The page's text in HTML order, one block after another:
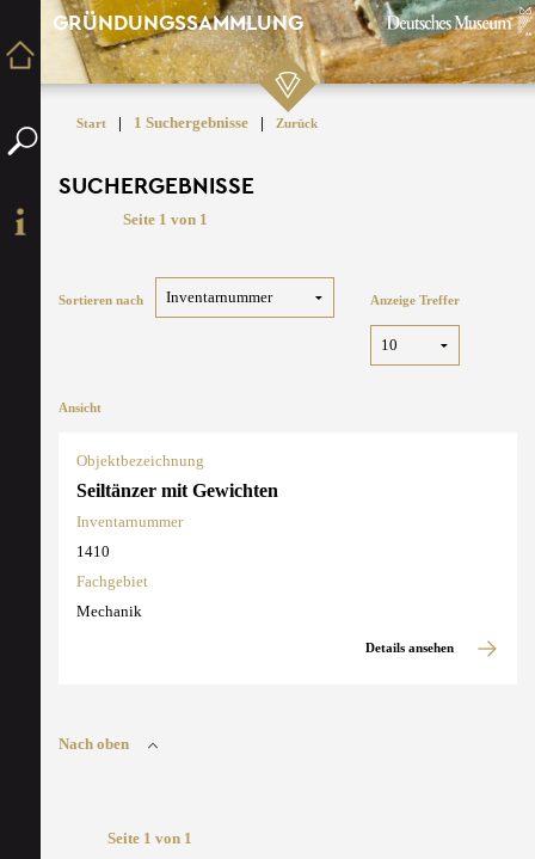
GRÜNDUNGSSAMMLUNG
Start | 1 Suchergebnisse | Zurück
SUCHERGEBNISSE
Seite 1 von 1
Sortieren nach Anzeige Treffer
Ansicht
Objektbezeichnung
Seiltänzer mit Gewichten
Inventarnummer
1410
Fachgebiet
Mechanik
Details ansehen
Nach oben
Seite 1 von 1